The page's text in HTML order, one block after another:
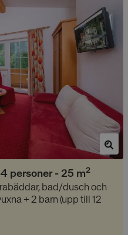
personer - 25 m2
bad/dusch och
+ 2 barn (upp till 12